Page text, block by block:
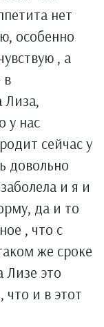
нет
особенно
, а
в
Лиза,
у нас
сейчас у
довольно
и я и
да и то
, что с
же сроке
Лизе это
что и в этот